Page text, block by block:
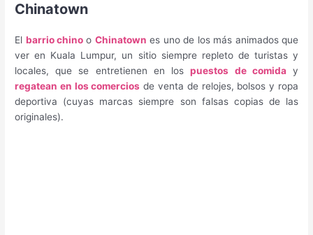
Chinatown
El barrio chinoo Chinatown es uno de los más animados que
ver en Kuala Lumpur, un sitio siempre repleto de turistas y
locales, que se entretienen en lospuestos de comiday
regatean en los comercios de venta de relojes, bolsos y ropa
deportiva (cuyas marcas siempre son falsas copias de las
originales).